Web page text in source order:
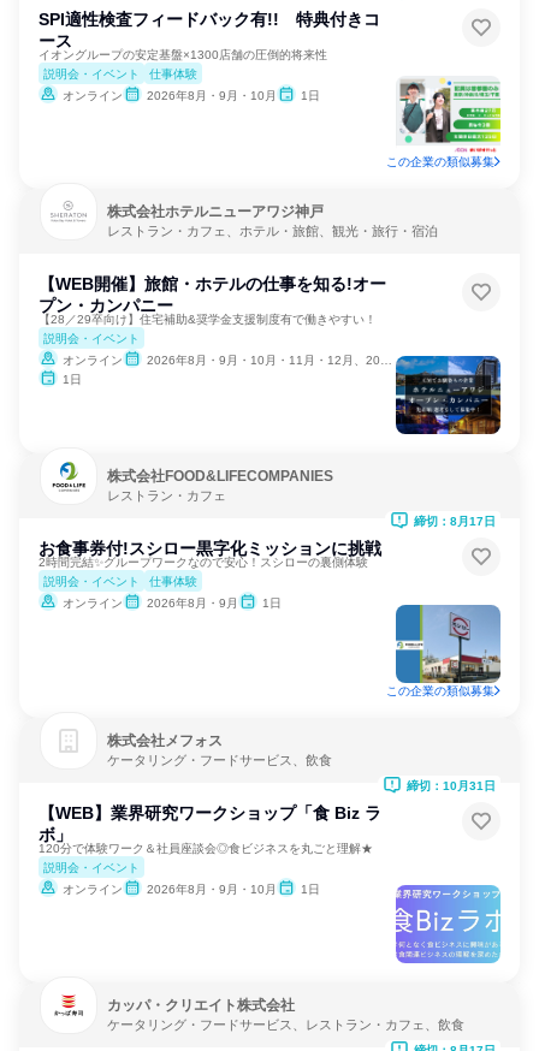
SPI適性検査フィードバック有!! 特典付きコ
ース
イオングループの安定基盤×1300店舗の圧倒的将来性
説明会・イベント
仕事体験
オンライン
2026年8月・9月・10月 1日
この企業の類似募集
株式会社ホテルニューアワジ神戸
レストラン・カフェ、ホテル・旅館、観光・旅行・宿泊
【WEB開催】旅館・ホテルの仕事を知る!オー
プン・カンパニー
【28／29卒向け】住宅補助&奨学金支援制度有で働きやすい！
説明会・イベント
オンライン
2026年8月・9月・10月・11月・12月、2027年1月
1日
株式会社FOOD&LIFECOMPANIES
レストラン・カフェ
お食事券付!スシロー黒字化ミッションに挑戦
2時間完結✨グループワークなので安心！スシローの裏側体験
説明会・イベント
仕事体験
オンライン
2026年8月・9月 1日
締切：8月17日
この企業の類似募集
株式会社メフォス
ケータリング・フードサービス、飲食
【WEB】業界研究ワークショップ「食 Biz ラ
ボ」
120分で体験ワーク＆社員座談会◎食ビジネスを丸ごと理解★
説明会・イベント
オンライン
2026年8月・9月・10月 1日
締切：10月31日
カッパ・クリエイト株式会社
ケータリング・フードサービス、レストラン・カフェ、飲食